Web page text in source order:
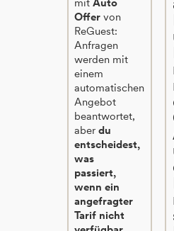
mitAuto
Offer von
ReGuest:
Anfragen
werden mit
einem
automatischen
Angebot
beantwortet,
aberdu
entscheidest,
was
passiert,
wenn ein
angefragter
Tarif nicht